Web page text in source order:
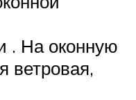
. На оконную
ветровая,